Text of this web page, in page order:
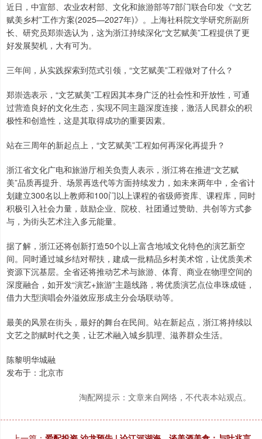
近日，中宣部、农业农村部、文化和旅游部等7部门联合印发《“文艺
赋美乡村”工作方案(2025—2027年)》。上海社科院文学研究所副所
长、研究员郑崇选认为，这为浙江持续深化“文艺赋美”工程提供了更
好发展契机，大有可为。
三年间，从实践探索到范式引领，“文艺赋美”工程做对了什么？
郑崇选表示，“文艺赋美”工程因其本身广泛的社会性和开放性，可通
过营造良好的文化生态，实现不同主题深度连接，激活人民群众的积
极性和创造性，这是其取得成功的重要因素。
站在三周年的新起点上，“文艺赋美”工程如何再深化再提升？
浙江省文化广电和旅游厅相关负责人表示，浙江将在推进“文艺赋
美”品质再提升、场景再迭代等方面持续发力，如未来两年中，全省计
划建立300名以上教师和100门以上课程的省级师资库、课程库，同时
积极引入社会力量，鼓励企业、院校、社团通过赞助、共创等方式参
与，为街头艺术注入多元能量。
据了解，浙江还将创新打造50个以上富含地域文化特色的演艺新空
间。同时通过城乡结对帮扶，建成一批精品乡村美术馆，让优质美术
资源下沉基层。全省还将推动艺术与旅游、体育、商业在物理空间的
深度融合，如开发“演艺+旅游”主题线路，将优质演艺点位串珠成链，
借力大型演唱会外溢效应形成主分会场联动等。
最美的风景在街头，最好的舞台在民间。站在新起点，浙江将持续以
文艺之韵赋时代之美，让艺术融入城乡肌理、滋养群众生活。
陈黎明华城融
发布于：北京市
淘配网提示：文章来自网络，不代表本站观点。